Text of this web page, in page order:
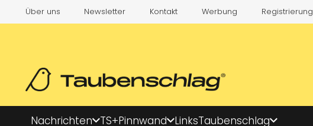
Über uns Newsletter Kontakt Werbung Registrierung
Nachrichten TS+Pinnwand LinksTaubenschlag